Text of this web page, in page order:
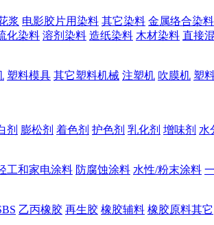
浆 电影胶片用染料 其它染料 金属络合染料
化染料 溶剂染料 造纸染料 木材染料 直接
塑料模具 其它塑料机械 注塑机 吹膜机 塑
剂 膨松剂 着色剂 护色剂 乳化剂 增味剂 水
工和家电涂料 防腐蚀涂料 水性/粉末涂料
乙丙橡胶 再生胶 橡胶辅料 橡胶原料其它